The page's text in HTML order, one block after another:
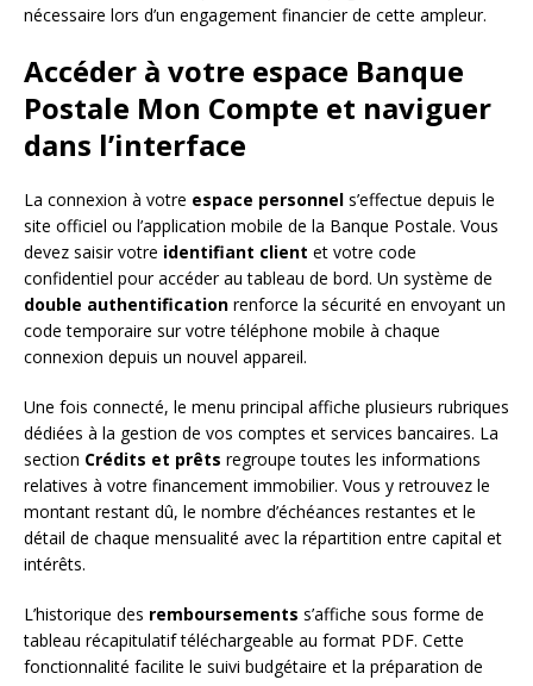
nécessaire lors d’un engagement financier de cette ampleur.
Accéder à votre espace Banque
Postale Mon Compte et naviguer
dans l’interface
La connexion à votre espace personnel s’effectue depuis le
site officiel ou l’application mobile de la Banque Postale. Vous
devez saisir votre identifiant client et votre code
confidentiel pour accéder au tableau de bord. Un système de
double authentification renforce la sécurité en envoyant un
code temporaire sur votre téléphone mobile à chaque
connexion depuis un nouvel appareil.
Une fois connecté, le menu principal affiche plusieurs rubriques
dédiées à la gestion de vos comptes et services bancaires. La
section Crédits et prêts regroupe toutes les informations
relatives à votre financement immobilier. Vous y retrouvez le
montant restant dû, le nombre d’échéances restantes et le
détail de chaque mensualité avec la répartition entre capital et
intérêts.
L’historique des remboursements s’affiche sous forme de
tableau récapitulatif téléchargeable au format PDF. Cette
fonctionnalité facilite le suivi budgétaire et la préparation de